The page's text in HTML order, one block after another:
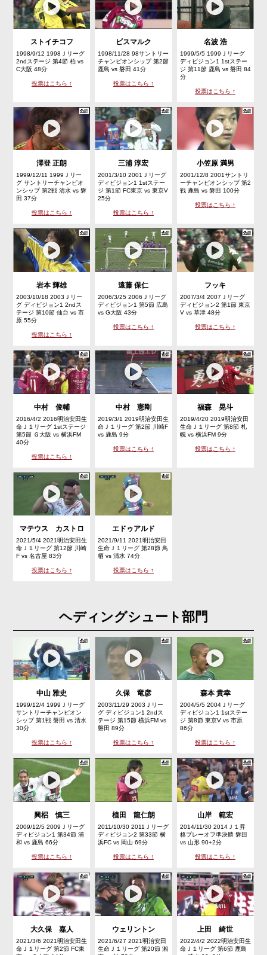
ストイチコフ
1998/9/12 1998Ｊリーグ
2ndステージ 第4節 柏 vs
C大阪 48分
投票はこちら ↑
ビスマルク
1998/11/28 98サントリー
チャンピオンシップ 第2節
鹿島 vs 磐田 41分
投票はこちら ↑
名波 浩
1999/5/5 1999Ｊリーグ
ディビジョン1 1stステー
ジ 第11節 鹿島 vs 磐田 84
分
投票はこちら ↑
澤登 正朗
1999/12/11 1999Ｊリー
グ サントリーチャンピオ
ンシップ 第2戦 清水 vs 磐
田 37分
投票はこちら ↑
三浦 淳宏
2001/3/10 2001Ｊリーグ
ディビジョン1 1stステー
ジ 第1節 FC東京 vs 東京V
25分
投票はこちら ↑
小笠原 満男
2001/12/8 2001サントリ
ーチャンピオンシップ 第2
戦 鹿島 vs 磐田 100分
投票はこちら ↑
岩本 輝雄
2003/10/18 2003Ｊリー
グ ディビジョン1 2ndス
テージ 第10節 仙台 vs 市
原 55分
投票はこちら ↑
遠藤 保仁
2006/3/25 2006Ｊリーグ
ディビジョン1 第5節 広島
vs G大阪 43分
投票はこちら ↑
フッキ
2007/3/4 2007Ｊリーグ
ディビジョン2 第1節 東京
V vs 草津 48分
投票はこちら ↑
中村 俊輔
2016/4/2 2016明治安田生
命Ｊ１リーグ 1stステージ
第5節 Ｇ大阪 vs 横浜FM
40分
投票はこちら ↑
中村 憲剛
2019/3/1 2019明治安田生
命Ｊ１リーグ 第2節 川崎F
vs 鹿島 9分
投票はこちら ↑
福森 晃斗
2019/4/20 2019明治安田
生命Ｊ１リーグ 第8節 札
幌 vs 横浜FM 9分
投票はこちら ↑
マテウス カストロ
2021/5/4 2021明治安田生
命Ｊ１リーグ 第12節 川崎
F vs 名古屋 83分
投票はこちら ↑
エドゥアルド
2021/9/11 2021明治安田
生命Ｊ１リーグ 第28節 鳥
栖 vs 清水 74分
投票はこちら ↑
ヘディングシュート部門
中山 雅史
1999/12/4 1999Ｊリーグ
サントリーチャンピオン
シップ 第1戦 磐田 vs 清水
30分
投票はこちら ↑
久保 竜彦
2003/11/29 2003Ｊリー
グ ディビジョン1 2ndス
テージ 第15節 横浜FM vs
磐田 89分
投票はこちら ↑
森本 貴幸
2004/5/5 2004Ｊリーグ
ディビジョン1 1stステー
ジ 第8節 東京V vs 市原
86分
投票はこちら ↑
興梠 慎三
2009/12/5 2009Ｊリーグ
ディビジョン1 第34節 浦
和 vs 鹿島 66分
投票はこちら ↑
植田 龍仁朗
2011/10/30 2011Ｊリーグ
ディビジョン2 第33節 横
浜FC vs 岡山 69分
投票はこちら ↑
山岸 範宏
2014/11/30 2014Ｊ１昇
格プレーオフ準決勝 磐田
vs 山形 90+2分
投票はこちら ↑
大久保 嘉人
2021/3/6 2021明治安田生
命Ｊ１リーグ 第2節 FC東
ウェリントン
2021/6/27 2021明治安田
生命Ｊ１リーグ 第20節 湘
上田 綺世
2022/4/2 2022明治安田生
命Ｊ１リーグ 第6節 鹿島